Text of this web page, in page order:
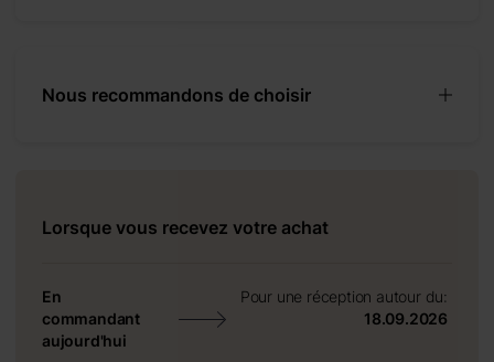
Nous recommandons de choisir
Lorsque vous recevez votre achat
En
commandant
aujourd'hui
Pour une réception autour du:
18.09.2026
+ 0 €
+ 0 €